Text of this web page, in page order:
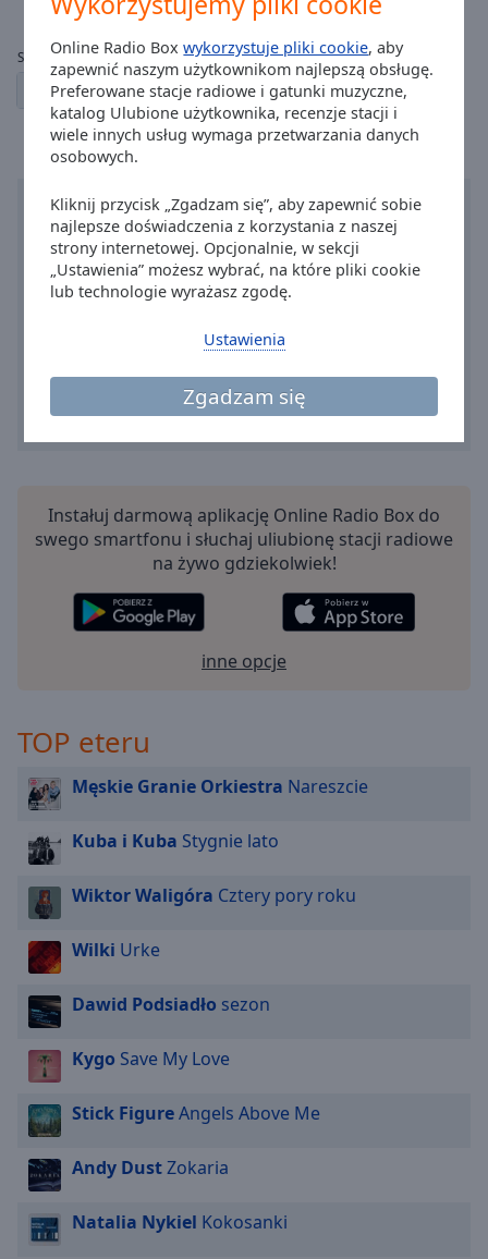
Online Radio Boxwykorzystuje pliki cookie, aby
zapewnić naszym użytkownikom najlepszą obsługę.
Preferowane stacje radiowe i gatunki muzyczne,
katalog Ulubione użytkownika, recenzje stacji i
wiele innych usług wymaga przetwarzania danych
osobowych.
Kliknij przycisk „Zgadzam się”, aby zapewnić sobie
najlepsze doświadczenia z korzystania z naszej
strony internetowej. Opcjonalnie, w sekcji
„Ustawienia” możesz wybrać, na które pliki cookie
lub technologie wyrażasz zgodę.
Zgadzam się
Ustawienia
Strony:
2 ← poprzednia następna →
Instałuj darmową aplikację Online Radio Box do
swego smartfonu i słuchaj uliubionę stacji radiowe
na żywo gdziekolwiek!
inne opcje
TOP eteru
Męskie Granie Orkiestra Nareszcie
Kuba i Kuba Stygnie lato
Wiktor Waligóra Cztery pory roku
Wilki Urke
Dawid Podsiadło sezon
Kygo Save My Love
Stick FigureAngels Above Me
Andy DustZokaria
Natalia Nykiel Kokosanki